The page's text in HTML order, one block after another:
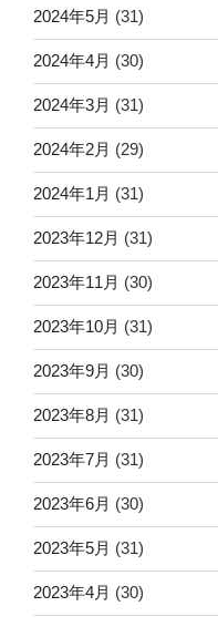
2024年5月 (31)
2024年4月 (30)
2024年3月 (31)
2024年2月 (29)
2024年1月 (31)
2023年12月 (31)
2023年11月 (30)
2023年10月 (31)
2023年9月 (30)
2023年8月 (31)
2023年7月 (31)
2023年6月 (30)
2023年5月 (31)
2023年4月 (30)